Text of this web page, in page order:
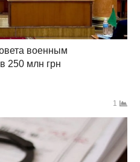
военным
250 млн грн
1